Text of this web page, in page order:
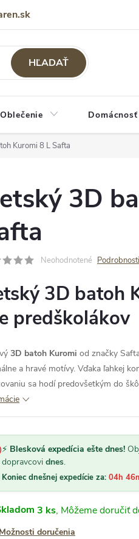
Podmienky použitia webu
HĽADAŤ
Oblečenie Domácnosť
Kuromi 8 L Safta
3D
Neohodnotené
3D batoh
predškolákov
3D batoh Kuromi od značky
a hravé motívy. Vďaka ľahkej
sa hodí predovšetkým do
⚡ Blesková expedícia ešte dnes!
dopravcovi dnes.
Koniec dnešnej expedície za: 04h
3 ks
Možnosti doručenia